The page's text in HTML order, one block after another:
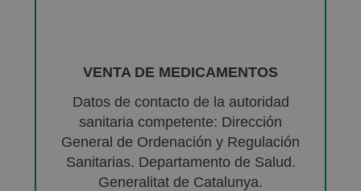
VENTA DE MEDICAMENTOS
Datos de contacto de la autoridad
sanitaria competente: Dirección
General de Ordenación y Regulación
Sanitarias. Departamento de Salud.
Generalitat de Catalunya.